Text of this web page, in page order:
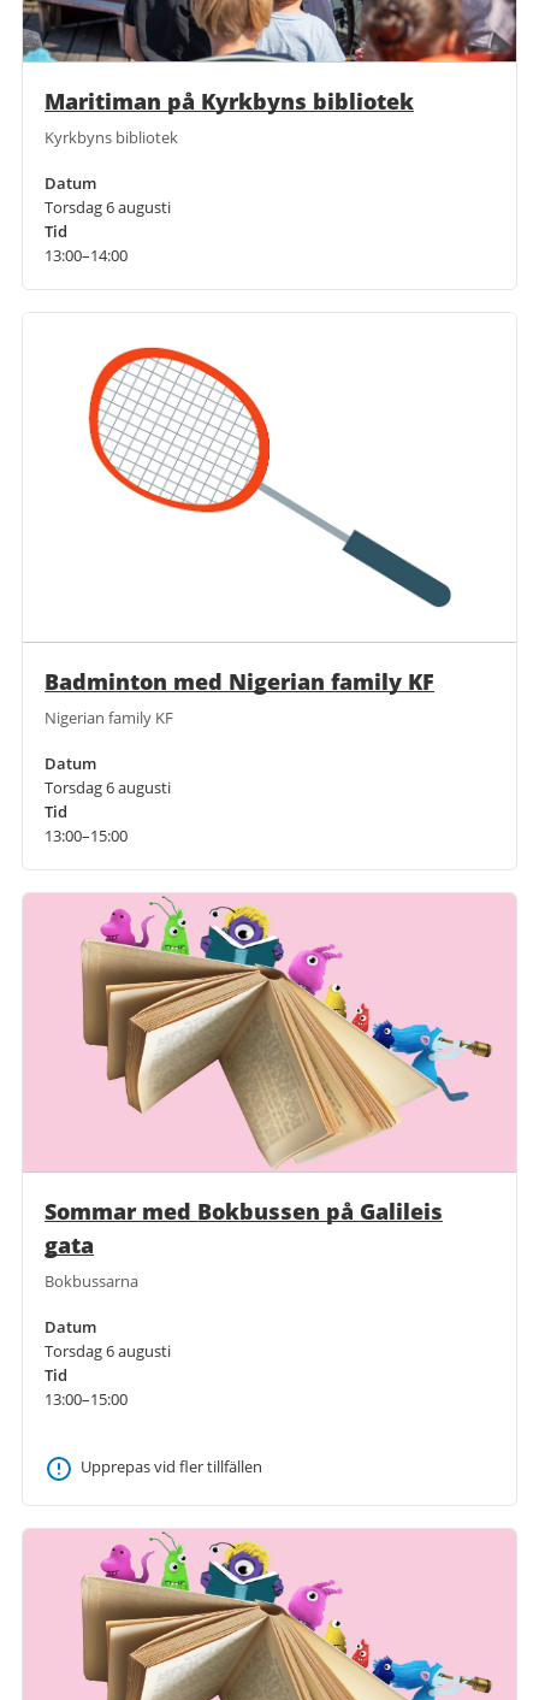
Maritiman på Kyrkbyns bibliotek
Kyrkbyns bibliotek
Datum
Torsdag 6 augusti
Tid
13:00–14:00
Badminton med Nigerian family KF
Nigerian family KF
Datum
Torsdag 6 augusti
Tid
13:00–15:00
Sommar med Bokbussen på Galileis
gata
Bokbussarna
Datum
Torsdag 6 augusti
Tid
13:00–15:00
Upprepas vid fler tillfällen